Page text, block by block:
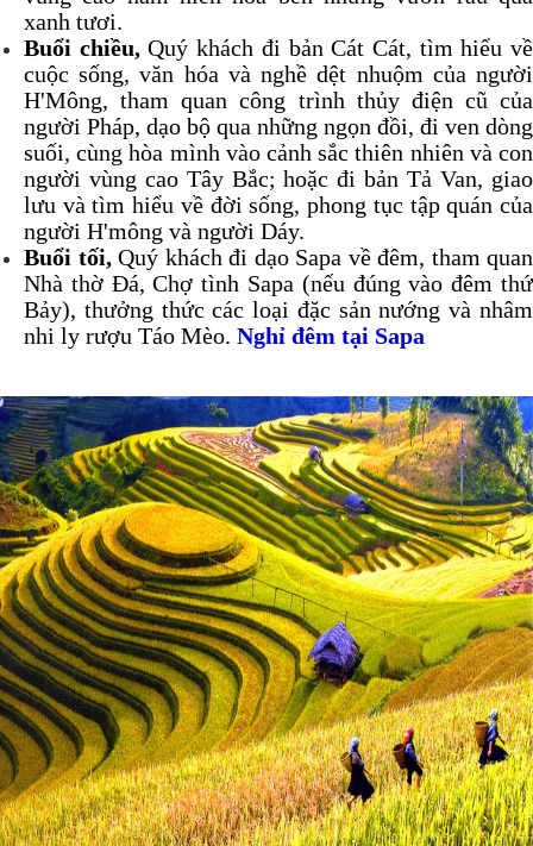
xanh tươi.
Buổi chiều,Quý khách đi bản Cát Cát, tìm hiểu về
cuộc sống, văn hóa và nghề dệt nhuộm của người
H'Mông, tham quan công trình thủy điện cũ của
người Pháp, dạo bộ qua những ngọn đồi, đi ven dòng
suối, cùng hòa mình vào cảnh sắc thiên nhiên và con
người vùng cao Tây Bắc; hoặc đi bản Tả Van, giao
lưu và tìm hiểu về đời sống, phong tục tập quán của
người H'mông và người Dáy.
Buổi tối,Quý khách đi dạo Sapa về đêm, tham quan
Nhà thờ Đá, Chợ tình Sapa (nếu đúng vào đêm thứ
Bảy), thưởng thức các loại đặc sản nướng và nhâm
nhi ly rượu Táo Mèo. Nghỉ đêm tại Sapa